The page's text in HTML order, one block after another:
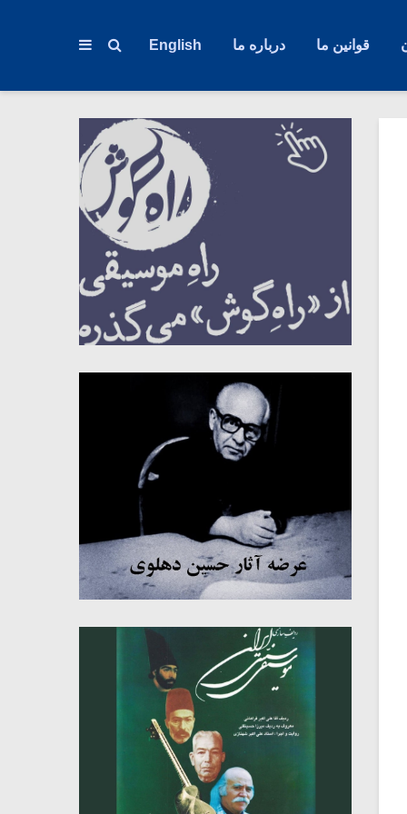
قوانین ما درباره ما English
میکلوش روژا